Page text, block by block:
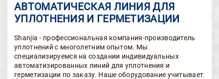
АВТОМАТИЧЕСКАЯ ЛИНИЯ ДЛЯ
УПЛОТНЕНИЯ И ГЕРМЕТИЗАЦИИ
Shanjia - профессиональная компания-производитель
уплотнений с многолетним опытом. Мы
специализируемся на создании индивидуальных
автоматизированных линий для уплотнения и
герметизации по заказу. Наше оборудование учитывает